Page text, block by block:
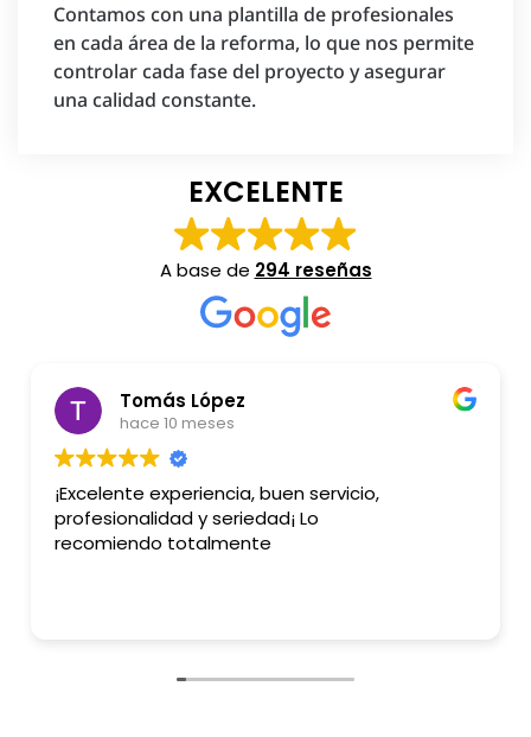
Contamos con una plantilla de profesionales
en cada área de la reforma, lo que nos permite
controlar cada fase del proyecto y asegurar
una calidad constante.
EXCELENTE
A base de 294 reseñas
Susana Caceres Serra
hace 10 meses
Me hicieron una reforma y quedó genial, muy
eficientes y limpios. Totalmente recomendable